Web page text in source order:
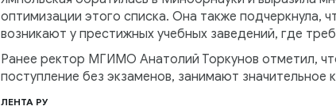
оптимизации этого списка. Она также подчеркнула,
возникают у престижных учебных заведений, где
Ранее ректор МГИМО Анатолий Торкунов отметил,
поступление без экзаменов, занимают
ЛЕНТА РУ